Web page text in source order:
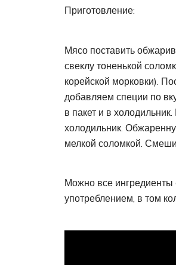
Приготовление:
Мясо поставить
свеклу тоненькой
корейской морковки).
добавляем специи по
в пакет и в
холодильник.
мелкой соломкой.
Можно все ингредиенты
употреблением, в том